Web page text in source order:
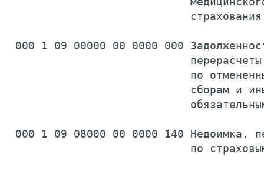
000 1 09 00000 00 0000 000
                            перерасчеты
по
сборам и
000 1 09 08000 00 0000 140 Недоимка,
по